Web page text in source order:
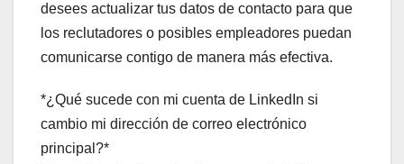
desees actualizar tus datos de contacto para que
los reclutadores o posibles empleadores puedan
comunicarse contigo de manera más efectiva.
*¿Qué sucede con mi cuenta de LinkedIn si
cambio mi dirección de correo electrónico
principal?*